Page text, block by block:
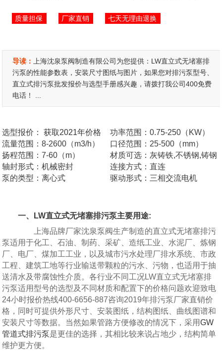
质量担保 厂家直销 七天无理由退换
导读：
上海沈泉泵阀制造有限公司为您提供：LW直立式无堵塞排
污泵的性能参数表，安装尺寸图纸与图片，如果您对排污泵型号、
直立式排污泵批发报价与选型手册感兴趣，请拨打我公司400免费
电话！ ...
选型报价：
获取2021年价格
流量范围：8-2600（m3/h）
扬程范围：7-60（m）
轴封形式：机械密封
泵的类型：离心式
功率范围：0.75-250（KW）
口径范围：25-500（mm）
材质可选：灰铸铁,不锈钢,铸钢
连接方式：直连
驱动形式：三相交流电机
一、LW直立式无堵塞排污泵主要用途:
上海品牌厂家沈泉泵阀生产制造的直立式无堵塞排污
泵适用于化工、石油、制药、采矿、造纸工业、水泥厂、炼钢
厂、电厂、煤加工工业，以及城市污水处理厂排水系统、市政
工程、建筑工地等行业输送带颗粒的污水、污物，也适用于抽
送清水及带腐蚀性介质。各行业不同工况LW直立式无堵塞排
污泵适用型号的选型及不同材质和配置下的价格问题欢迎致电
24小时报价热线400-6656-887咨询2019年排污泵厂家直销价
格，同时可提供外形尺寸、安装图纸，结构图纸、曲线图谱和
安装尺寸等数据。当然如果管路方便修改的情况下，采用GW
管道式排污泵是更佳的选择，其相比较来说占地少，结构简单
维护更方便。